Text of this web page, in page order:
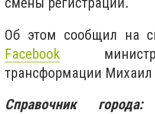
Об этом сообщил на
Facebook м
трансформации Михаил
Справочник